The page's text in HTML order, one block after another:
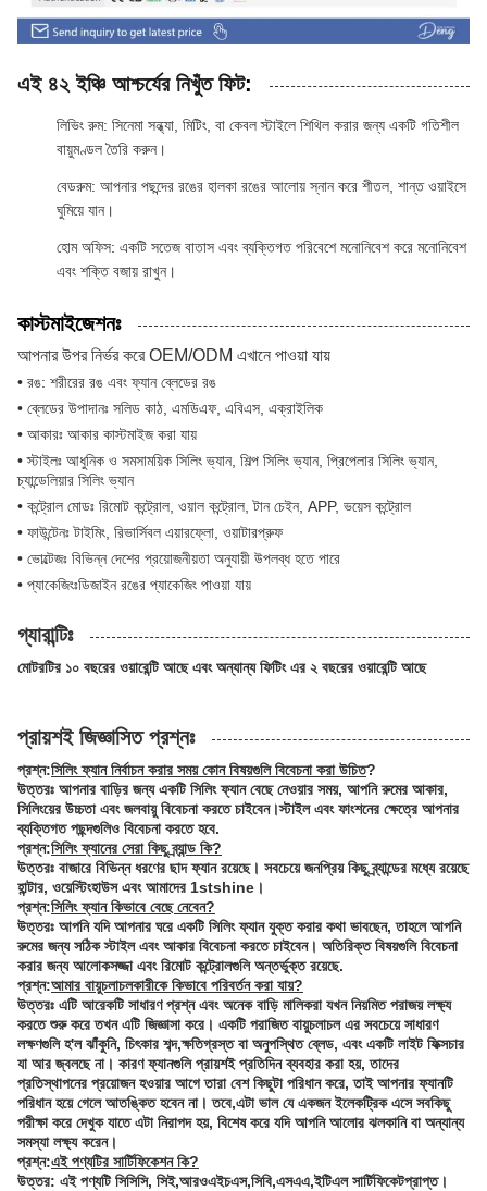
এই ৪২ ইঞ্চি আশ্চর্যের নিখুঁত ফিট:
লিভিং রুম: সিনেমা সন্ধ্যা, মিটিং, বা কেবল স্টাইলে শিথিল করার জন্য একটি গতিশীল
বায়ুমণ্ডল তৈরি করুন।
বেডরুম: আপনার পছন্দের রঙের হালকা রঙের আলোয় স্নান করে শীতল, শান্ত ওয়াইসে
ঘুমিয়ে যান।
হোম অফিস: একটি সতেজ বাতাস এবং ব্যক্তিগত পরিবেশে মনোনিবেশ করে মনোনিবেশ
এবং শক্তি বজায় রাখুন।
কাস্টমাইজেশনঃ
আপনার উপর নির্ভর করে OEM/ODM এখানে পাওয়া যায়
• রঙ: শরীরের রঙ এবং ফ্যান ব্লেডের রঙ
• ব্লেডের উপাদানঃ সলিড কাঠ, এমডিএফ, এবিএস, এক্রাইলিক
• আকারঃ আকার কাস্টমাইজ করা যায়
• স্টাইলঃ আধুনিক ও সমসাময়িক সিলিং ভ্যান, শিল্প সিলিং ভ্যান, প্রিপেলার সিলিং ভ্যান,
চ্যান্ডেলিয়ার সিলিং ভ্যান
• কন্ট্রোল মোডঃ রিমোট কন্ট্রোল, ওয়াল কন্ট্রোল, টান চেইন, APP, ভয়েস কন্ট্রোল
• ফাউন্টেনঃ টাইমিং, রিভার্সিবল এয়ারফ্লো, ওয়াটারপ্রুফ
• ভোল্টেজঃ বিভিন্ন দেশের প্রয়োজনীয়তা অনুযায়ী উপলব্ধ হতে পারে
• প্যাকেজিংঃডিজাইন রঙের প্যাকেজিং পাওয়া যায়
গ্যারান্টিঃ
মোটরটির ১০ বছরের ওয়ারেন্টি আছে এবং অন্যান্য ফিটিং এর ২ বছরের ওয়ারেন্টি আছে
প্রায়শই জিজ্ঞাসিত প্রশ্নঃ
প্রশ্ন:সিলিং ফ্যান নির্বাচন করার সময় কোন বিষয়গুলি বিবেচনা করা উচিত?
উত্তরঃ আপনার বাড়ির জন্য একটি সিলিং ফ্যান বেছে নেওয়ার সময়, আপনি রুমের আকার,
সিলিংয়ের উচ্চতা এবং জলবায়ু বিবেচনা করতে চাইবেন।স্টাইল এবং ফাংশনের ক্ষেত্রে আপনার
ব্যক্তিগত পছন্দগুলিও বিবেচনা করতে হবে.
প্রশ্ন:সিলিং ফ্যানের সেরা কিছু ব্র্যান্ড কি?
উত্তরঃ বাজারে বিভিন্ন ধরণের ছাদ ফ্যান রয়েছে। সবচেয়ে জনপ্রিয় কিছু ব্র্যান্ডের মধ্যে রয়েছে
হান্টার, ওয়েস্টিংহাউস এবং আমাদের 1stshine।
প্রশ্ন:সিলিং ফ্যান কিভাবে বেছে নেবেন?
উত্তরঃ আপনি যদি আপনার ঘরে একটি সিলিং ফ্যান যুক্ত করার কথা ভাবছেন, তাহলে আপনি
রুমের জন্য সঠিক স্টাইল এবং আকার বিবেচনা করতে চাইবেন। অতিরিক্ত বিষয়গুলি বিবেচনা
করার জন্য আলোকসজ্জা এবং রিমোট কন্ট্রোলগুলি অন্তর্ভুক্ত রয়েছে.
প্রশ্ন:আমার বায়ুচলাচলকারীকে কিভাবে পরিবর্তন করা যায়?
উত্তরঃ এটি আরেকটি সাধারণ প্রশ্ন এবং অনেক বাড়ি মালিকরা যখন নিয়মিত পরাজয় লক্ষ্য
করতে শুরু করে তখন এটি জিজ্ঞাসা করে। একটি পরাজিত বায়ুচলাচল এর সবচেয়ে সাধারণ
লক্ষণগুলি হ'ল ঝাঁকুনি, চিৎকার শব্দ,ক্ষতিগ্রস্ত বা অনুপস্থিত ব্লেড, এবং একটি লাইট ফিক্সচার
যা আর জ্বলছে না। কারণ ফ্যানগুলি প্রায়শই প্রতিদিন ব্যবহার করা হয়, তাদের
প্রতিস্থাপনের প্রয়োজন হওয়ার আগে তারা বেশ কিছুটা পরিধান করে, তাই আপনার ফ্যানটি
পরিধান হয়ে গেলে আতঙ্কিত হবেন না। তবে,এটা ভাল যে একজন ইলেকট্রিক এসে সবকিছু
পরীক্ষা করে দেখুক যাতে এটা নিরাপদ হয়, বিশেষ করে যদি আপনি আলোর ঝলকানি বা অন্যান্য
সমস্যা লক্ষ্য করেন।
প্রশ্ন:এই পণ্যটির সার্টিফিকেশন কি?
উত্তর: এই পণ্যটি সিসিসি, সিই,আরওএইচএস,সিবি,এসএএ,ইটিএল সার্টিফিকেটপ্রাপ্ত।